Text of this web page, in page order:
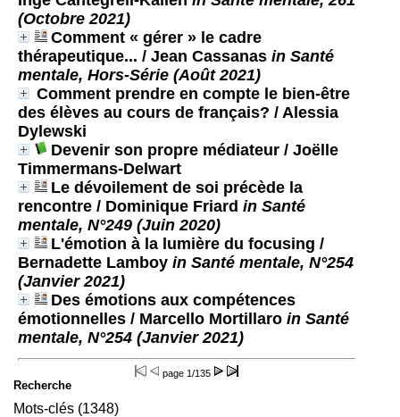
(Octobre 2021)
Comment « gérer » le cadre
thérapeutique... / Jean Cassanas in Santé
mentale, Hors-Série (Août 2021)
Comment prendre en compte le bien-être
des élèves au cours de français? / Alessia
Dylewski
Devenir son propre médiateur / Joëlle
Timmermans-Delwart
Le dévoilement de soi précède la
rencontre / Dominique Friard in Santé
mentale, N°249 (Juin 2020)
L'émotion à la lumière du focusing /
Bernadette Lamboy in Santé mentale, N°254
(Janvier 2021)
Des émotions aux compétences
émotionnelles / Marcello Mortillaro in Santé
mentale, N°254 (Janvier 2021)
page 1/135
Recherche
Mots-clés (1348)